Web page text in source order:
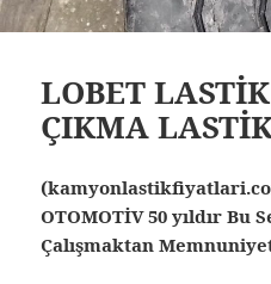
LOBET
ÇIKMA
OTOMOTİV 50 yıldır Bu
Çalışmaktan